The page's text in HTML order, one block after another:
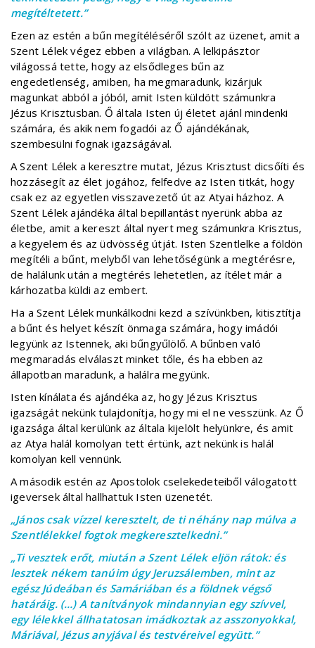
megítéltetett.”
Ezen az estén a bűn megítéléséről szólt az üzenet, amit a
Szent Lélek végez ebben a világban. A lelkipásztor
világossá tette, hogy az elsődleges bűn az
engedetlenség, amiben, ha megmaradunk, kizárjuk
magunkat abból a jóból, amit Isten küldött számunkra
Jézus Krisztusban. Ő általa Isten új életet ajánl mindenki
számára, és akik nem fogadói az Ő ajándékának,
szembesülni fognak igazságával.
A Szent Lélek a keresztre mutat, Jézus Krisztust dicsőíti és
hozzásegít az élet jogához, felfedve az Isten titkát, hogy
csak ez az egyetlen visszavezető út az Atyai házhoz. A
Szent Lélek ajándéka által bepillantást nyerünk abba az
életbe, amit a kereszt által nyert meg számunkra Krisztus,
a kegyelem és az üdvösség útját. Isten Szentlelke a földön
megítéli a bűnt, melyből van lehetőségünk a megtérésre,
de halálunk után a megtérés lehetetlen, az ítélet már a
kárhozatba küldi az embert.
Ha a Szent Lélek munkálkodni kezd a szívünkben, kitisztítja
a bűnt és helyet készít önmaga számára, hogy imádói
legyünk az Istennek, aki bűngyűlölő. A bűnben való
megmaradás elválaszt minket tőle, és ha ebben az
állapotban maradunk, a halálra megyünk.
Isten kínálata és ajándéka az, hogy Jézus Krisztus
igazságát nekünk tulajdonítja, hogy mi el ne vesszünk. Az Ő
igazsága által kerülünk az általa kijelölt helyünkre, és amit
az Atya halál komolyan tett értünk, azt nekünk is halál
komolyan kell vennünk.
A második estén az Apostolok cselekedeteiből válogatott
igeversek által hallhattuk Isten üzenetét.
„János csak vízzel keresztelt, de ti néhány nap múlva a
Szentlélekkel fogtok megkeresztelkedni.”
„Ti vesztek erőt, miután a Szent Lélek eljön rátok: és
lesztek nékem tanúim úgy Jeruzsálemben, mint az
egész Júdeában és Samáriában és a földnek végső
határáig. (…) A tanítványok mindannyian egy szívvel,
egy lélekkel állhatatosan imádkoztak az asszonyokkal,
Máriával, Jézus anyjával és testvéreivel együtt.”